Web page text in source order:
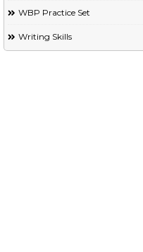
WBP Practice Set
Writing Skills